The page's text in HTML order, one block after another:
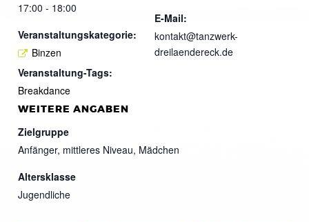
17:00 - 18:00
Veranstaltungskategorie:
Binzen
Veranstaltung-Tags:
Breakdance
E-Mail:
kontakt@tanzwerk-
dreilaendereck.de
WEITERE ANGABEN
Zielgruppe
Anfänger, mittleres Niveau, Mädchen
Altersklasse
Jugendliche